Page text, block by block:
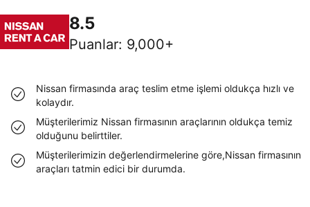
8.5
Puanlar: 9,000+
Nissan firmasında araç teslim etme işlemi oldukça hızlı ve
kolaydır.
Müşterilerimiz Nissan firmasının araçlarının oldukça temiz
olduğunu belirttiler.
Müşterilerimizin değerlendirmelerine göre,Nissan firmasının
araçları tatmin edici bir durumda.